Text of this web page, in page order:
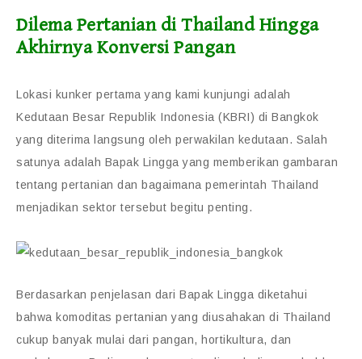
Dilema Pertanian di Thailand Hingga
Akhirnya Konversi Pangan
Lokasi kunker pertama yang kami kunjungi adalah
Kedutaan Besar Republik Indonesia (KBRI) di Bangkok
yang diterima langsung oleh perwakilan kedutaan. Salah
satunya adalah Bapak Lingga yang memberikan gambaran
tentang pertanian dan bagaimana pemerintah Thailand
menjadikan sektor tersebut begitu penting.
Berdasarkan penjelasan dari Bapak Lingga diketahui
bahwa komoditas pertanian yang diusahakan di Thailand
cukup banyak mulai dari pangan, hortikultura, dan